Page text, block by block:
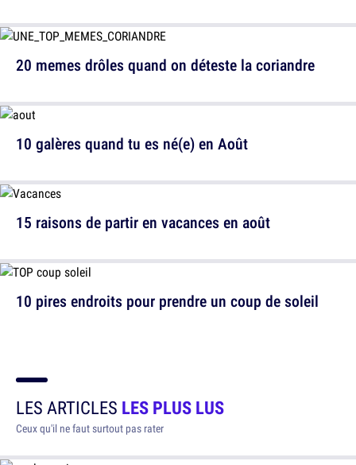
20 memes drôles quand on déteste la coriandre
15 raisons de partir en vacances en août
10 galères quand tu es né(e) en Août
10 pires endroits pour prendre un coup de soleil
LES ARTICLES LES PLUS LUS
Ceux qu'il ne faut surtout pas rater